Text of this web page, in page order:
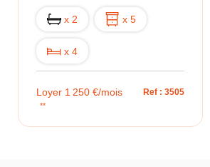
x 2 x 5
x 4
Loyer 1 250 €/mois
**
Ref : 3505